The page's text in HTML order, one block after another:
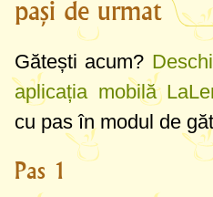
pași de urmat
Gătești acum?
aplicația mobilă
cu pas în modul de
Pas 1